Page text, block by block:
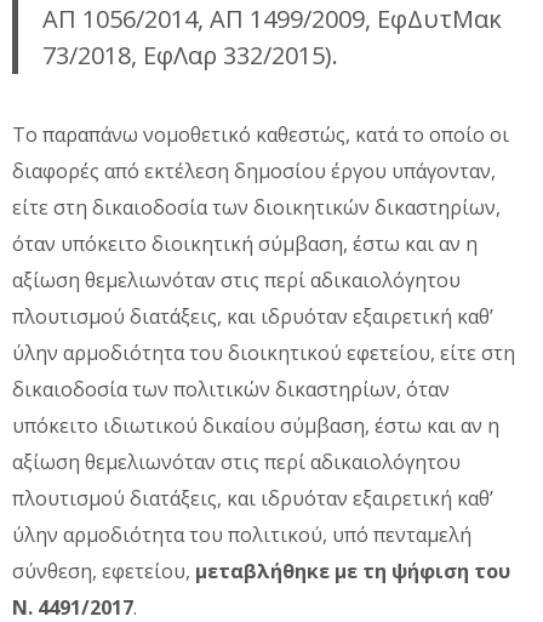
ΑΠ 1056/2014, ΑΠ 1499/2009, ΕφΔυτΜακ
73/2018, ΕφΛαρ 332/2015).
Το παραπάνω νομοθετικό καθεστώς, κατά το οποίο οι
διαφορές από εκτέλεση δημοσίου έργου υπάγονταν,
είτε στη δικαιοδοσία των διοικητικών δικαστηρίων,
όταν υπόκειτο διοικητική σύμβαση, έστω και αν η
αξίωση θεμελιωνόταν στις περί αδικαιολόγητου
πλουτισμού διατάξεις, και ιδρυόταν εξαιρετική καθ’
ύλην αρμοδιότητα του διοικητικού εφετείου, είτε στη
δικαιοδοσία των πολιτικών δικαστηρίων, όταν
υπόκειτο ιδιωτικού δικαίου σύμβαση, έστω και αν η
αξίωση θεμελιωνόταν στις περί αδικαιολόγητου
πλουτισμού διατάξεις, και ιδρυόταν εξαιρετική καθ’
ύλην αρμοδιότητα του πολιτικού, υπό πενταμελή
σύνθεση, εφετείου, μεταβλήθηκε με τη ψήφιση του
Ν. 4491/2017.